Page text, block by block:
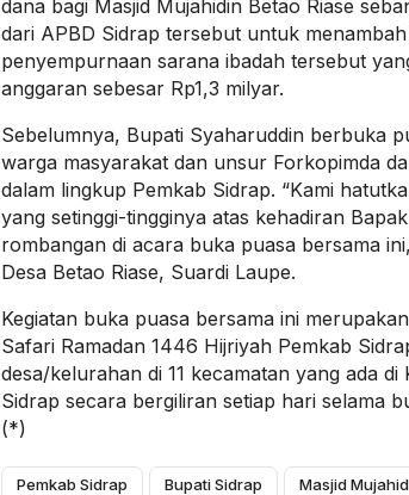
dana bagi Masjid Mujahidin Betao Riase
dari APBD Sidrap tersebut untuk
penyempurnaan sarana ibadah tersebut
anggaran sebesar Rp1,3 milyar.
Sebelumnya, Bupati Syaharuddin berbuka
warga masyarakat dan unsur Forkopimda
dalam lingkup Pemkab Sidrap. “Kami
yang setinggi-tingginya atas kehadiran
rombangan di acara buka puasa bersama
Desa Betao Riase, Suardi Laupe.
Kegiatan buka puasa bersama ini
Safari Ramadan 1446 Hijriyah Pemkab
desa/kelurahan di 11 kecamatan yang ada di
Sidrap secara bergiliran setiap hari selama
(*)
Pemkab Sidrap Bupati Sidrap Masjid